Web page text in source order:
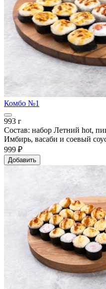
Комбо №1
993 г
Состав: набор Летний hot,
Имбирь, васаби и соевый
999 ₽
Добавить